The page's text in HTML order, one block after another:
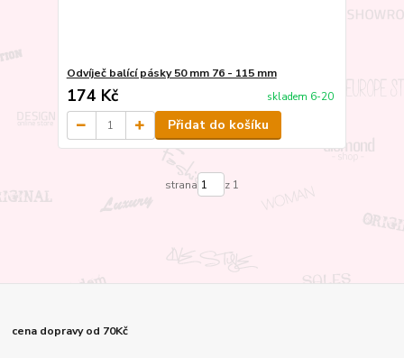
Odvíječ balící pásky 50 mm 76 - 115 mm
174 Kč skladem 6-20
Přidat do košíku
strana z 1
cena dopravy od 70Kč